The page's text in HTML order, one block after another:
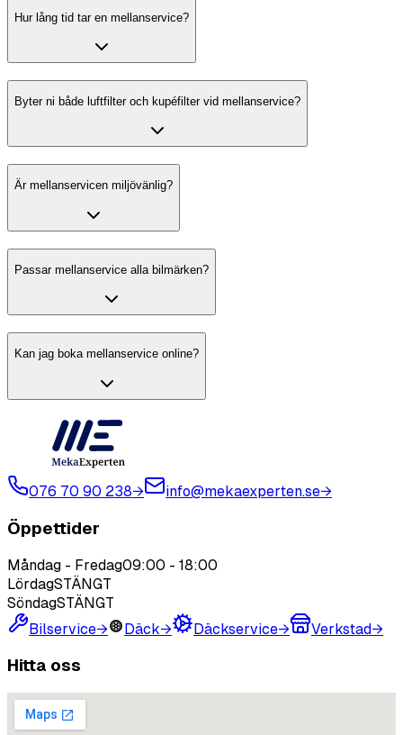
Hur lång tid tar en mellanservice?
Byter ni både luftfilter och kupéfilter vid mellanservice?
Är mellanservicen miljövänlig?
Passar mellanservice alla bilmärken?
Kan jag boka mellanservice online?
076 70 90 238→ info@mekaexperten.se→
Öppettider
Måndag - Fredag09:00 - 18:00
LördagSTÄNGT
SöndagSTÄNGT
Bilservice→ Däck→ Däckservice→ Verkstad→
Hitta oss